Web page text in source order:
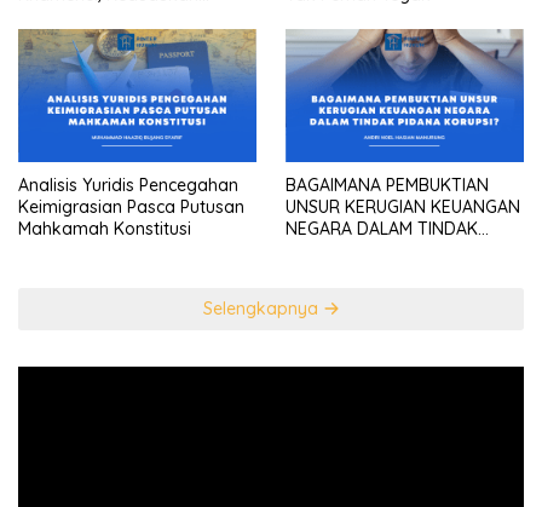
sebagai “the highest
diplomatic head””
Analisis Yuridis Pencegahan
Keimigrasian Pasca Putusan
Mahkamah Konstitusi
BAGAIMANA PEMBUKTIAN
UNSUR KERUGIAN KEUANGAN
NEGARA DALAM TINDAK
Selengkapnya